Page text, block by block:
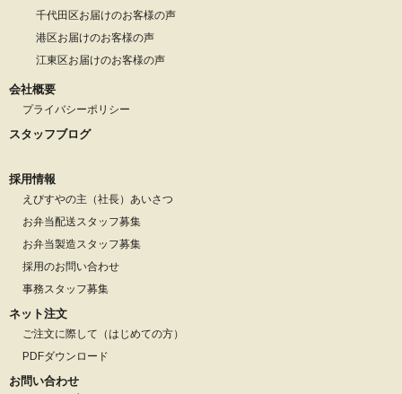
千代田区お届けのお客様の声
港区お届けのお客様の声
江東区お届けのお客様の声
会社概要
プライバシーポリシー
スタッフブログ
採用情報
えびすやの主（社長）あいさつ
お弁当配送スタッフ募集
お弁当製造スタッフ募集
採用のお問い合わせ
事務スタッフ募集
ネット注文
ご注文に際して（はじめての方）
PDFダウンロード
お問い合わせ